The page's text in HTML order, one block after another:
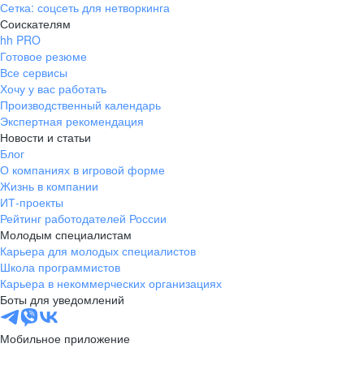
Сетка: соцсеть для нетворкинга
Соискателям
hh PRO
Готовое резюме
Все сервисы
Хочу у вас работать
Производственный календарь
Экспертная рекомендация
Новости и статьи
Блог
О компаниях в игровой форме
Жизнь в компании
ИТ-проекты
Рейтинг работодателей России
Молодым специалистам
Карьера для молодых специалистов
Школа программистов
Карьера в некоммерческих организациях
Боты для уведомлений
Мобильное приложение